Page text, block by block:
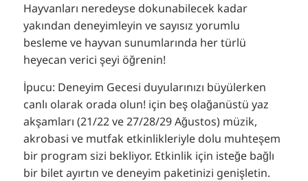
Hayvanları neredeyse dokunabilecek kadar
yakından deneyimleyin ve sayısız yorumlu
besleme ve hayvan sunumlarında her türlü
heyecan verici şeyi öğrenin!
İpucu: Deneyim Gecesi duyularınızı büyülerken
canlı olarak orada olun! için beş olağanüstü yaz
akşamları (21/22 ve 27/28/29 Ağustos) müzik,
akrobasi ve mutfak etkinlikleriyle dolu muhteşem
bir program sizi bekliyor. Etkinlik için isteğe bağlı
bir bilet ayırtın ve deneyim paketinizi genişletin.